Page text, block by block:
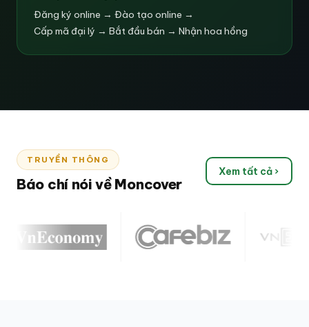
Đăng ký online → Đào tạo online →
Cấp mã đại lý → Bắt đầu bán → Nhận hoa hồng
TRUYỀN THÔNG
Báo chí nói về Moncover
Xem tất cả ›